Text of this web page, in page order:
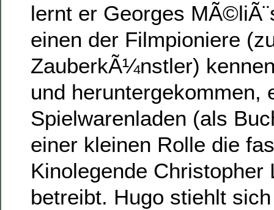
lernt er Georges
einen der Filmpioniere
ZauberkÃ¼nstler)
und heruntergekommen,
Spielwarenladen (als
einer kleinen Rolle die
Kinolegende Christopher
betreibt. Hugo stiehlt